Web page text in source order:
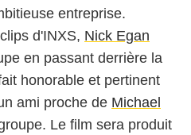
entreprise.
d'INXS, Nick Egan
en passant derrière la
honorable et pertinent
ami proche de Michael
Le film sera produit